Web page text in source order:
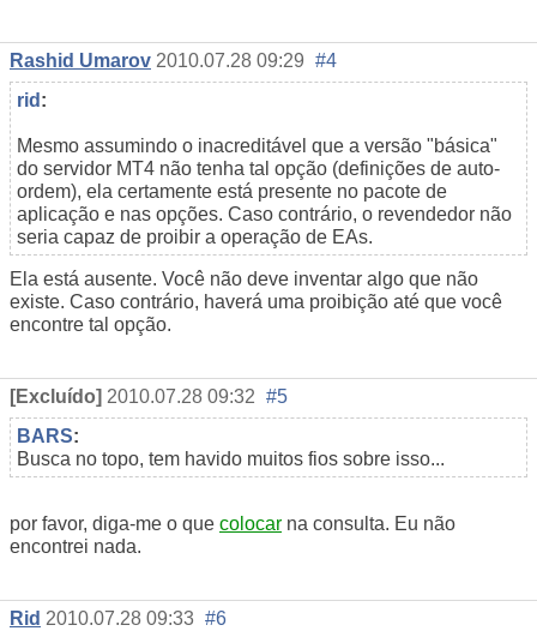
Rashid Umarov 2010.07.28 09:29 #4
rid :
Mesmo assumindo o inacreditável que a versão "básica"
do servidor MT4 não tenha tal opção (definições de auto-
ordem), ela certamente está presente no pacote de
aplicação e nas opções. Caso contrário, o revendedor não
seria capaz de proibir a operação de EAs.
Ela está ausente. Você não deve inventar algo que não
existe. Caso contrário, haverá uma proibição até que você
encontre tal opção.
[Excluído] 2010.07.28 09:32 #5
BARS:
Busca no topo, tem havido muitos fios sobre isso...
por favor, diga-me o que colocar na consulta. Eu não
encontrei nada.
Rid 2010.07.28 09:33 #6